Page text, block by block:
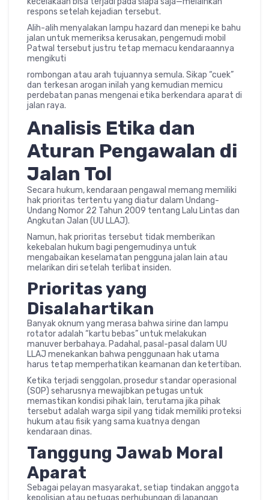
respons setelah kejadian tersebut.
Alih-alih menyalakan lampu hazard dan menepi ke bahu
jalan untuk memeriksa kerusakan, pengemudi mobil
Patwal tersebut justru tetap memacu kendaraannya
mengikuti
rombongan atau arah tujuannya semula. Sikap “cuek”
dan terkesan arogan inilah yang kemudian memicu
perdebatan panas mengenai etika berkendara aparat di
jalan raya.
Analisis Etika dan
Aturan Pengawalan di
Jalan Tol
Secara hukum, kendaraan pengawal memang memiliki
hak prioritas tertentu yang diatur dalam Undang-
Undang Nomor 22 Tahun 2009 tentang Lalu Lintas dan
Angkutan Jalan (UU LLAJ).
Namun, hak prioritas tersebut tidak memberikan
kekebalan hukum bagi pengemudinya untuk
mengabaikan keselamatan pengguna jalan lain atau
melarikan diri setelah terlibat insiden.
Prioritas yang
Disalahartikan
Banyak oknum yang merasa bahwa sirine dan lampu
rotator adalah “kartu bebas” untuk melakukan
manuver berbahaya. Padahal, pasal-pasal dalam UU
LLAJ menekankan bahwa penggunaan hak utama
harus tetap memperhatikan keamanan dan ketertiban.
Ketika terjadi senggolan, prosedur standar operasional
(SOP) seharusnya mewajibkan petugas untuk
memastikan kondisi pihak lain, terutama jika pihak
tersebut adalah warga sipil yang tidak memiliki proteksi
hukum atau fisik yang sama kuatnya dengan
kendaraan dinas.
Tanggung Jawab Moral
Aparat
Sebagai pelayan masyarakat, setiap tindakan anggota